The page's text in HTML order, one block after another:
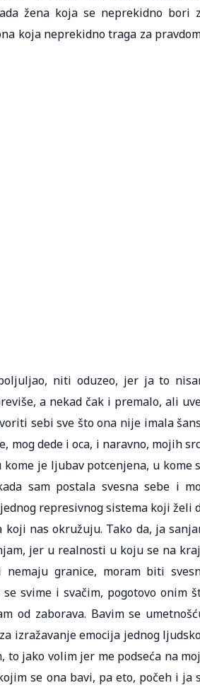
žena koja se neprekidno bori
koja neprekidno traga za
niti oduzeo, jer ja to
a nekad čak i premalo, ali
sebi sve što ona nije imala
mog dede i oca, i naravno, mojih
je ljubav potcenjena, u kome
sam postala svesna sebe i
represivnog sistema koji želi
nas okružuju. Tako da, ja
jer u realnosti u koju se na
granice, moram biti
svime i svačim, pogotovo onim
od zaborava. Bavim se
izražavanje emocija jednog
to jako volim jer me podseća na
se ona bavi, pa eto, počeh i ja